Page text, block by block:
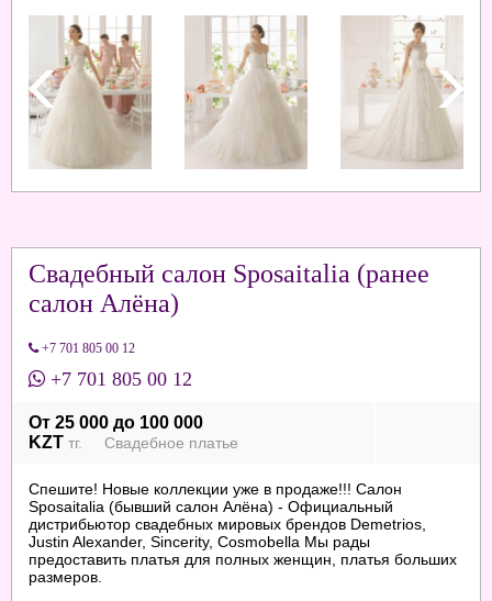
Свадебный салон Sposaitalia (ранее
салон Алёна)
+7 701 805 00 12
+7 701 805 00 12
От 25 000 до 100 000
KZT тг. Свадебное платье
Спешите! Новые коллекции уже в продаже!!! Салон
Sposaitalia (бывший салон Алёна) - Официальный
дистрибьютор свадебных мировых брендов Demetrios,
Justin Alexander, Sincerity, Cosmobella Мы рады
предоставить платья для полных женщин, платья больших
размеров.